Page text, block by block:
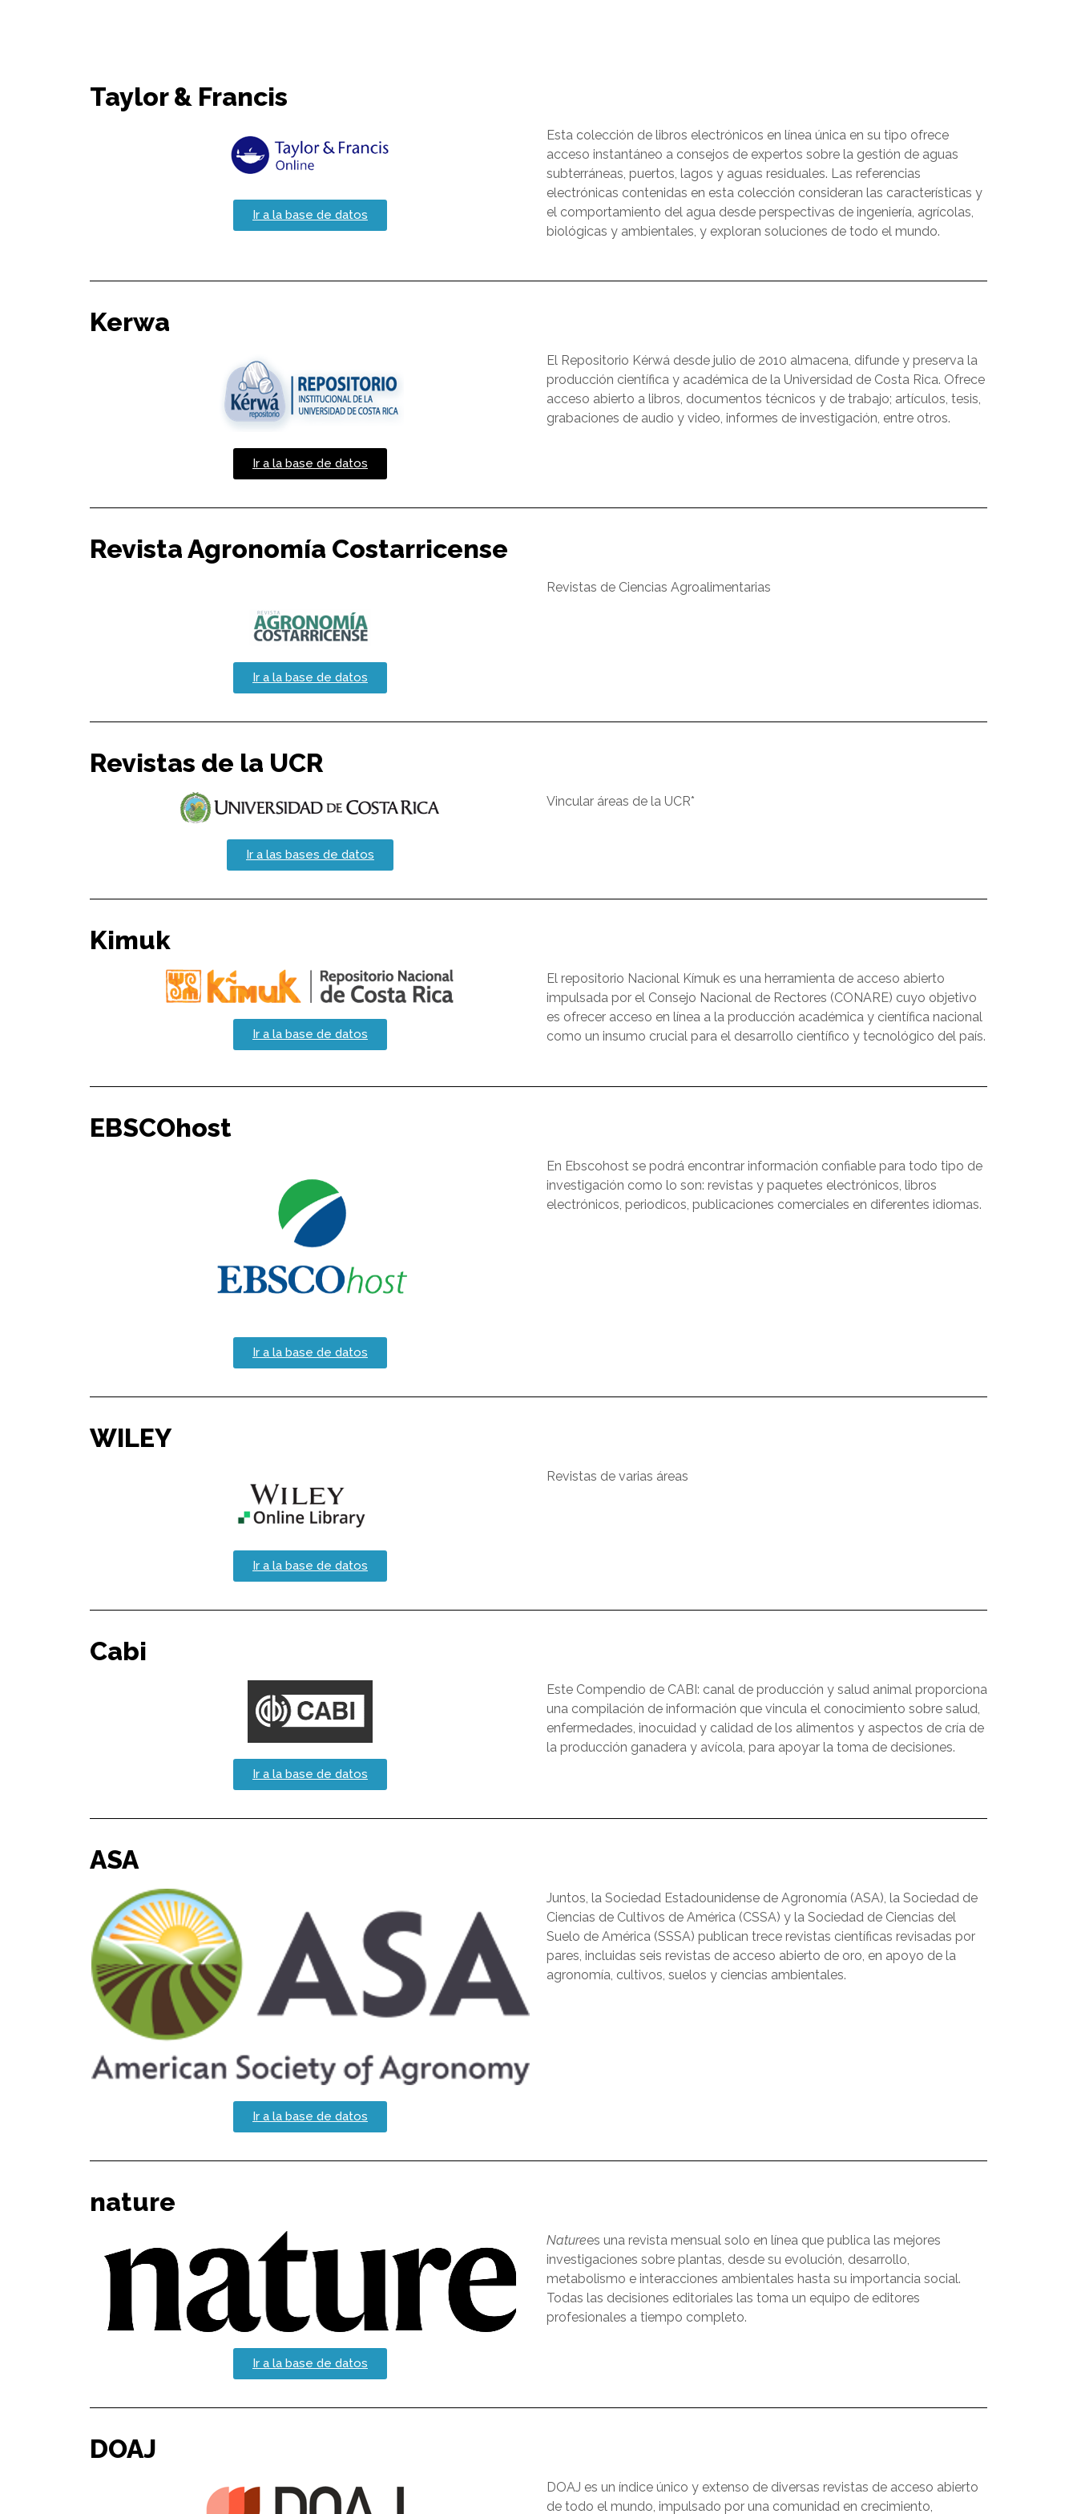
Taylor & Francis
Ir a la base de datos
Esta colección de libros electrónicos en línea única en su tipo ofrece
acceso instantáneo a consejos de expertos sobre la gestión de aguas
subterráneas, puertos, lagos y aguas residuales. Las referencias
electrónicas contenidas en esta colección consideran las características y
el comportamiento del agua desde perspectivas de ingeniería, agrícolas,
biológicas y ambientales, y exploran soluciones de todo el mundo.
Kerwa
Ir a la base de datos
El Repositorio Kérwá desde julio de 2010 almacena, difunde y preserva la
producción científica y académica de la Universidad de Costa Rica. Ofrece
acceso abierto a libros, documentos técnicos y de trabajo; artículos, tesis,
grabaciones de audio y video, informes de investigación, entre otros.
Revista Agronomía Costarricense
Ir a la base de datos
Revistas de Ciencias Agroalimentarias
Revistas de la UCR
Ir a las bases de datos
Vincular áreas de la UCR*
Kimuk
Ir a la base de datos
El repositorio Nacional Kímuk es una herramienta de acceso abierto
impulsada por el Consejo Nacional de Rectores (CONARE) cuyo objetivo
es ofrecer acceso en línea a la producción académica y científica nacional
como un insumo crucial para el desarrollo científico y tecnológico del país.
EBSCOhost
Ir a la base de datos
En Ebscohost se podrá encontrar información confiable para todo tipo de
investigación como lo son: revistas y paquetes electrónicos, libros
electrónicos, periodicos, publicaciones comerciales en diferentes idiomas.
WILEY
Ir a la base de datos
Revistas de varias áreas
Cabi
Ir a la base de datos
Este Compendio de CABI: canal de producción y salud animal proporciona
una compilación de información que vincula el conocimiento sobre salud,
enfermedades, inocuidad y calidad de los alimentos y aspectos de cría de
la producción ganadera y avícola, para apoyar la toma de decisiones.
ASA
Ir a la base de datos
Juntos, la Sociedad Estadounidense de Agronomía (ASA), la Sociedad de
Ciencias de Cultivos de América (CSSA) y la Sociedad de Ciencias del
Suelo de América (SSSA) publican trece revistas científicas revisadas por
pares, incluidas seis revistas de acceso abierto de oro, en apoyo de la
agronomía, cultivos, suelos y ciencias ambientales.
nature
Ir a la base de datos
Naturees una revista mensual solo en línea que publica las mejores
investigaciones sobre plantas, desde su evolución, desarrollo,
metabolismo e interacciones ambientales hasta su importancia social.
Todas las decisiones editoriales las toma un equipo de editores
profesionales a tiempo completo.
DOAJ
DOAJ es un índice único y extenso de diversas revistas de acceso abierto
de todo el mundo, impulsado por una comunidad en crecimiento,